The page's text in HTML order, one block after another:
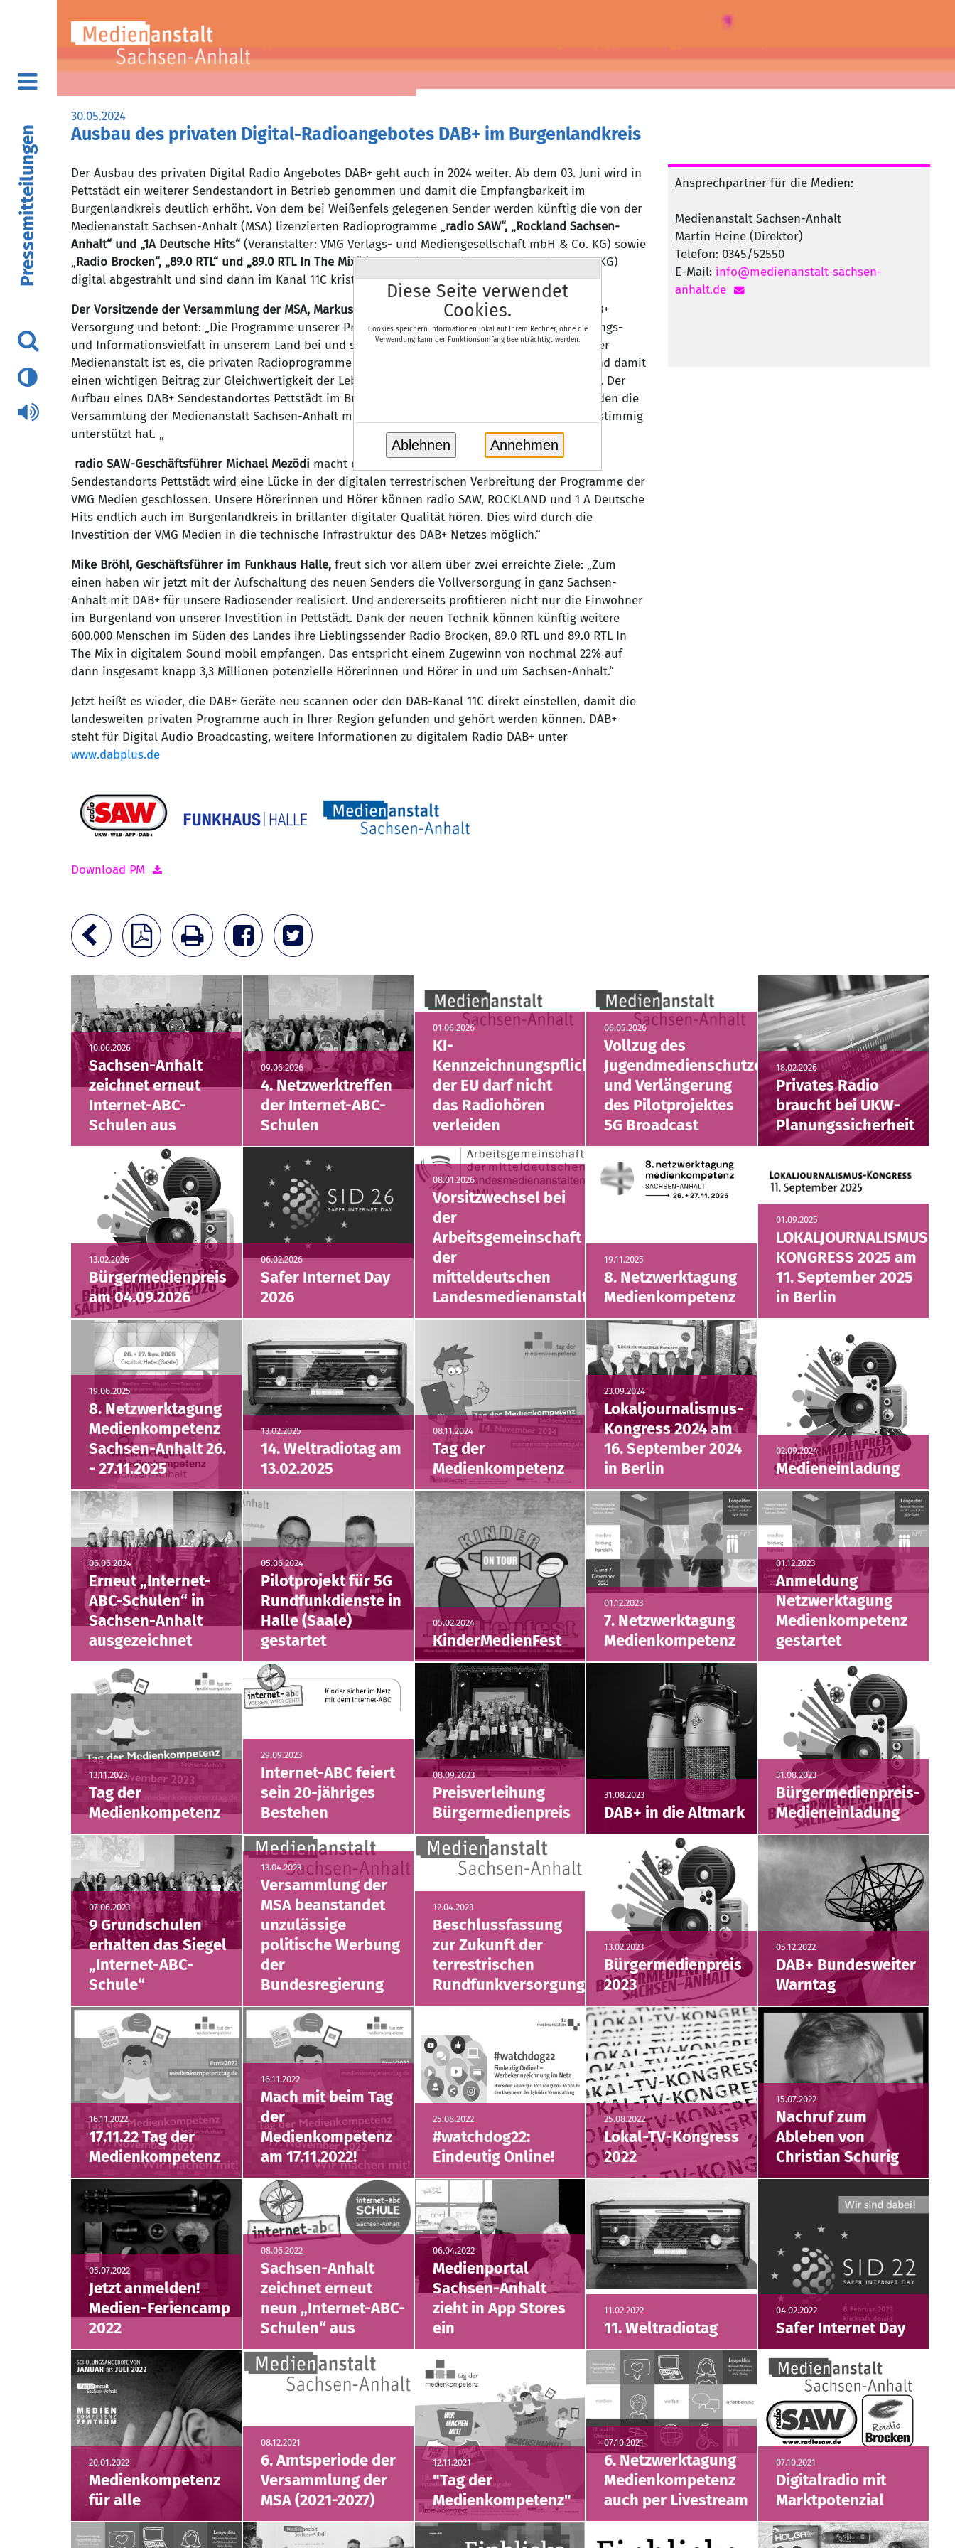
Pressemitteilungen
30.05.2024
Ausbau des privaten Digital-Radioangebotes DAB+ im Burgenlandkreis
Der Ausbau des privaten Digital Radio Angebotes DAB+ geht auch in 2024 weiter. Ab dem 03. Juni wird in
Pettstädt ein weiterer Sendestandort in Betrieb genommen und damit die Empfangbarkeit im
Burgenlandkreis deutlich erhöht. Von dem bei Weißenfels gelegenen Sender werden künftig die von der
Medienanstalt Sachsen-Anhalt (MSA) lizenzierten Radioprogramme „radio SAW“, „Rockland Sachsen-
Anhalt“ und „1A Deutsche Hits“ (Veranstalter: VMG Verlags- und Mediengesellschaft mbH & Co. KG) sowie
„Radio Brocken“, „89.0 RTL“ und „89.0 RTL In The Mix“(Veranstalter: Funkhaus Halle GmbH & Co. KG)
digital abgestrahlt und sind dann im Kanal 11C kristallklar per Antenne zu empfangen.
Der Vorsitzende der Versammlung der MSA, Markus Kurze
, begrüßt den weiteren Ausbau der DAB+
Versorgung und betont: „Die Programme unserer Privatradiosender tragen wesentlich zur Meinungs-
und Informationsvielfalt in unserem Land bei und stärken die lokale Kultur und Identität. Ziel der
Medienanstalt ist es, die privaten Radioprogramme landesweit digital empfangbar zu machen und damit
einen wichtigen Beitrag zur Gleichwertigkeit der Lebensverhältnisse in Stadt und Land zu leisten. Der
Aufbau eines DAB+ Sendestandortes Pettstädt im Burgenlandkreis ist dazu ein nächster Schritt, den die
Versammlung der Medienanstalt Sachsen-Anhalt mit Infrastrukturmittel aus ihrem Haushalt einstimmig
unterstützt hat. „
radio SAW-Geschäftsführer Michael Mezödi macht deutlich: „Mit der Inbetriebnahme des DAB+
Sendestandorts Pettstädt wird eine Lücke in der digitalen terrestrischen Verbreitung der Programme der
VMG Medien geschlossen. Unsere Hörerinnen und Hörer können radio SAW, ROCKLAND und 1 A Deutsche
Hits endlich auch im Burgenlandkreis in brillanter digitaler Qualität hören. Dies wird durch die
Investition der VMG Medien in die technische Infrastruktur des DAB+ Netzes möglich.“
Mike Bröhl, Geschäftsführer im Funkhaus Halle, freut sich vor allem über zwei erreichte Ziele: „Zum
einen haben wir jetzt mit der Aufschaltung des neuen Senders die Vollversorgung in ganz Sachsen-
Anhalt mit DAB+ für unsere Radiosender realisiert. Und andererseits profitieren nicht nur die Einwohner
im Burgenland von unserer Investition in Pettstädt. Dank der neuen Technik können künftig weitere
600.000 Menschen im Süden des Landes ihre Lieblingssender Radio Brocken, 89.0 RTL und 89.0 RTL In
The Mix in digitalem Sound mobil empfangen. Das entspricht einem Zugewinn von nochmal 22% auf
dann insgesamt knapp 3,3 Millionen potenzielle Hörerinnen und Hörer in und um Sachsen-Anhalt.“
Jetzt heißt es wieder, die DAB+ Geräte neu scannen oder den DAB-Kanal 11C direkt einstellen, damit die
landesweiten privaten Programme auch in Ihrer Region gefunden und gehört werden können. DAB+
steht für Digital Audio Broadcasting, weitere Informationen zu digitalem Radio DAB+ unter
www.dabplus.de
Download PM
Ansprechpartner für die Medien:
Medienanstalt Sachsen-Anhalt
Martin Heine (Direktor)
Telefon: 0345/52550
E-Mail: info@medienanstalt-sachsen-
anhalt.de
10.06.2026
Sachsen-Anhalt
zeichnet erneut
Internet-ABC-
Schulen aus
09.06.2026
4. Netzwerktreffen
der Internet-ABC-
Schulen
01.06.2026
KI-
Kennzeichnungspflicht
der EU darf nicht
das Radiohören
verleiden
06.05.2026
Vollzug des
Jugendmedienschutzes
und Verlängerung
des Pilotprojektes
5G Broadcast
18.02.2026
Privates Radio
braucht bei UKW-
Planungssicherheit
13.02.2026
Bürgermedienpreis
am 04.09.2026
06.02.2026
Safer Internet Day
2026
08.01.2026
Vorsitzwechsel bei
der
Arbeitsgemeinschaft
der
mitteldeutschen
Landesmedienanstalten
19.11.2025
8. Netzwerktagung
Medienkompetenz
01.09.2025
LOKALJOURNALISMUS-
KONGRESS 2025 am
11. September 2025
in Berlin
19.06.2025
8. Netzwerktagung
Medienkompetenz
Sachsen-Anhalt 26.
- 27.11.2025
13.02.2025
14. Weltradiotag am
13.02.2025
08.11.2024
Tag der
Medienkompetenz
23.09.2024
Lokaljournalismus-
Kongress 2024 am
16. September 2024
in Berlin
02.09.2024
Medieneinladung
06.06.2024
Erneut „Internet-
ABC-Schulen“ in
Sachsen-Anhalt
ausgezeichnet
05.06.2024
Pilotprojekt für 5G
Rundfunkdienste in
Halle (Saale)
gestartet
05.02.2024
KinderMedienFest
01.12.2023
7. Netzwerktagung
Medienkompetenz
01.12.2023
Anmeldung
Netzwerktagung
Medienkompetenz
gestartet
13.11.2023
Tag der
Medienkompetenz
29.09.2023
Internet-ABC feiert
sein 20-jähriges
Bestehen
08.09.2023
Preisverleihung
Bürgermedienpreis
31.08.2023
DAB+ in die Altmark
31.08.2023
Bürgermedienpreis-
Medieneinladung
07.06.2023
9 Grundschulen
erhalten das Siegel
„Internet-ABC-
Schule“
13.04.2023
Versammlung der
MSA beanstandet
unzulässige
politische Werbung
der
Bundesregierung
12.04.2023
Beschlussfassung
zur Zukunft der
terrestrischen
Rundfunkversorgung
13.02.2023
Bürgermedienpreis
2023
05.12.2022
DAB+ Bundesweiter
Warntag
16.11.2022
17.11.22 Tag der
Medienkompetenz
16.11.2022
Mach mit beim Tag
der
Medienkompetenz
am 17.11.2022!
25.08.2022
#watchdog22:
Eindeutig Online!
25.08.2022
Lokal-TV-Kongress
2022
15.07.2022
Nachruf zum
Ableben von
Christian Schurig
05.07.2022
Jetzt anmelden!
Medien-Feriencamp
2022
08.06.2022
Sachsen-Anhalt
zeichnet erneut
neun „Internet-ABC-
Schulen“ aus
06.04.2022
Medienportal
Sachsen-Anhalt
zieht in App Stores
ein
11.02.2022
11. Weltradiotag
04.02.2022
Safer Internet Day
20.01.2022
Medienkompetenz
für alle
08.12.2021
6. Amtsperiode der
Versammlung der
MSA (2021-2027)
12.11.2021
"Tag der
Medienkompetenz"
07.10.2021
6. Netzwerktagung
Medienkompetenz
auch per Livestream
07.10.2021
Digitalradio mit
Marktpotenzial
Diese Seite verwendet
Cookies.
Cookies speichern Informationen lokal auf Ihrem Rechner, ohne die
Verwendung kann der Funktionsumfang beeinträchtigt werden.
Annehmen
Ablehnen